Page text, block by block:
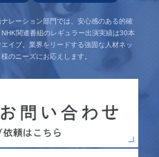
レーション部門では、安心感のある的確
関連番組のレギュラー出演実績は30本
イブ。業界をリードする強固な人材ネッ
のニーズにお応えします。